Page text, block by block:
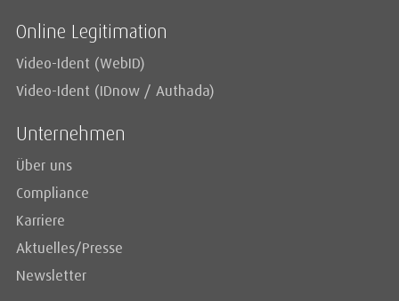
Online Legitimation
Video-Ident (WebID)
Video-Ident (IDnow / Authada)
Unternehmen
Über uns
Compliance
Karriere
Aktuelles/Presse
Newsletter